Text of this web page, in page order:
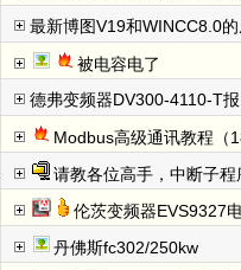
最新博图V19和WINCC8.0
被电容电了
德弗变频器DV300-4110-T报NFF故
Modbus高级通讯教程（
请教各位高手，中断子
伦茨变频器EVS9327
丹佛斯fc302/250kw